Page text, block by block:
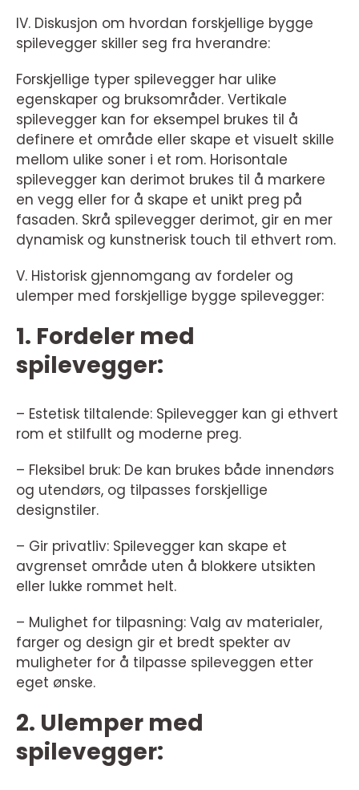
IV. Diskusjon om hvordan forskjellige bygge
spilevegger skiller seg fra hverandre:
Forskjellige typer spilevegger har ulike
egenskaper og bruksområder. Vertikale
spilevegger kan for eksempel brukes til å
definere et område eller skape et visuelt skille
mellom ulike soner i et rom. Horisontale
spilevegger kan derimot brukes til å markere
en vegg eller for å skape et unikt preg på
fasaden. Skrå spilevegger derimot, gir en mer
dynamisk og kunstnerisk touch til ethvert rom.
V. Historisk gjennomgang av fordeler og
ulemper med forskjellige bygge spilevegger:
1. Fordeler med
spilevegger:
– Estetisk tiltalende: Spilevegger kan gi ethvert
rom et stilfullt og moderne preg.
– Fleksibel bruk: De kan brukes både innendørs
og utendørs, og tilpasses forskjellige
designstiler.
– Gir privatliv: Spilevegger kan skape et
avgrenset område uten å blokkere utsikten
eller lukke rommet helt.
– Mulighet for tilpasning: Valg av materialer,
farger og design gir et bredt spekter av
muligheter for å tilpasse spileveggen etter
eget ønske.
2. Ulemper med
spilevegger: